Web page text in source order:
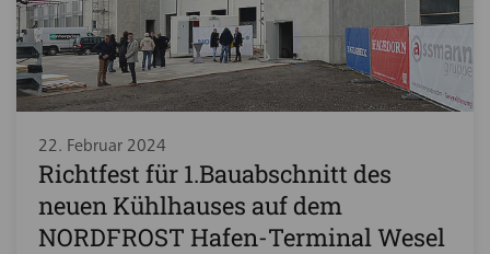
22. Februar 2024
Richtfest für 1.Bauabschnitt des
neuen Kühlhauses auf dem
NORDFROST Hafen-Terminal Wesel